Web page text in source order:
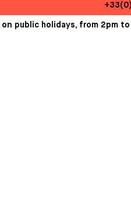
public holidays, from 2pm to